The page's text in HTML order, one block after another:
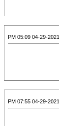
04-29-2021 05:09 PM
04-29-2021 07:55 PM